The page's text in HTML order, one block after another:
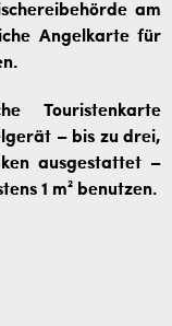
am
Angelkarte für
Touristenkarte
– bis zu drei,
ausgestattet –
1 m² benutzen.